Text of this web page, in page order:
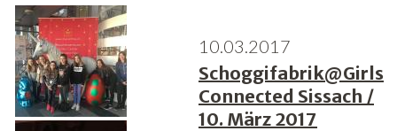
Jugend
Familie
Media
10.03.2017
Schoggifabrik@Girls
Connected Sissach /
10. März 2017